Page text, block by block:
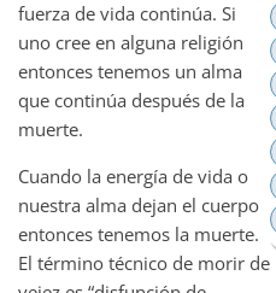
fuerza de vida continúa. Si
uno cree en alguna religión
entonces tenemos un alma
que continúa después de la
muerte.
Cuando la energía de vida o
nuestra alma dejan el cuerpo
entonces tenemos la muerte.
El término técnico de morir de